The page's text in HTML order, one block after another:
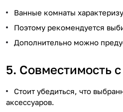
Ванные комнаты
Поэтому рекомендуется
Дополнительно можно
5. Совместимость
Стоит убедиться, что
аксессуаров.